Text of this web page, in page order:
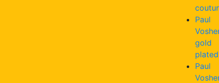
Paul
gold
plated
Paul